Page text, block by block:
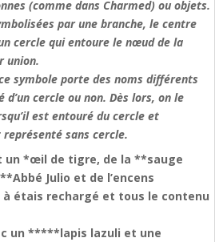
(comme dans Charmed) ou objets.
par une branche, le centre
cercle qui entoure le nœud de la
union.
symbole porte des noms différents
d’un cercle ou non. Dès lors, on le
est entouré du cercle et
sans cercle.
un *œil de tigre, de la **sauge
Julio et de l’encens
à étais rechargé et tous le contenu
un *****lapis lazuli et une